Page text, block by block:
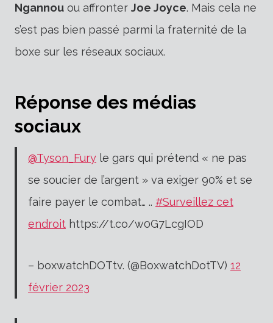
Ngannou ou affronter Joe Joyce. Mais cela ne
s’est pas bien passé parmi la fraternité de la
boxe sur les réseaux sociaux.
Réponse des médias
sociaux
@Tyson_Fury le gars qui prétend « ne pas
se soucier de l’argent » va exiger 90% et se
faire payer le combat… .. #Surveillez cet
endroit https://t.co/w0G7LcgIOD
– boxwatchDOTtv. (@BoxwatchDotTV) 12
février 2023